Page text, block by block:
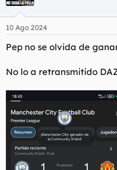
i
e
:
10 Ago 2024
Pep no se olvida de
No lo a retransmitido